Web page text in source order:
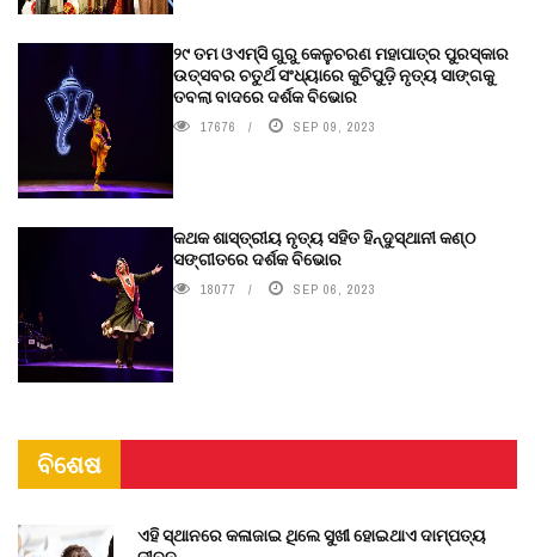
୨୯ ତମ ଓଏମ୍‌ସି ଗୁରୁ କେଳୁଚରଣ ମହାପାତ୍ର ପୁରସ୍କାର
ଉତ୍ସବର ଚତୁର୍ଥ ସଂଧ୍ୟାରେ କୁଚିପୁଡ଼ି ନୃତ୍ୟ ସାଙ୍ଗକୁ
ତବଲା ବାଦରେ ଦର୍ଶକ ବିଭୋର
17676 SEP 09, 2023
କଥକ ଶାସ୍ତ୍ରୀୟ ନୃତ୍ୟ ସହିତ ହିନ୍ଦୁସ୍ଥାନୀ କଣ୍ଠ
ସଙ୍ଗୀତରେ ଦର୍ଶକ ବିଭୋର
18077 SEP 06, 2023
ବିଶେଷ
ଏହି ସ୍ଥାନରେ କଳାଜାଇ ଥିଲେ ସୁଖୀ ହୋଇଥାଏ ଦାମ୍ପତ୍ୟ